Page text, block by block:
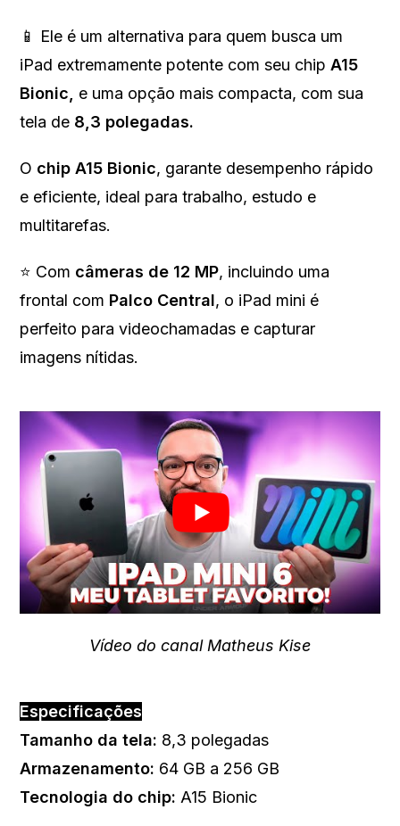
📱 Ele é um alternativa para quem busca um
iPad extremamente potente com seu chipA15
Bionic, e uma opção mais compacta, com sua
tela de 8,3 polegadas.
O chip A15 Bionic, garante desempenho rápido
e eficiente, ideal para trabalho, estudo e
multitarefas.
⭐ Com câmeras de 12 MP, incluindo uma
frontal com Palco Central, o iPad mini é
perfeito para videochamadas e capturar
imagens nítidas.
Vídeo do canal Matheus Kise
Especificações
Tamanho da tela: 8,3 polegadas
Armazenamento: 64 GB a 256 GB
Tecnologia do chip: ‎A15 Bionic